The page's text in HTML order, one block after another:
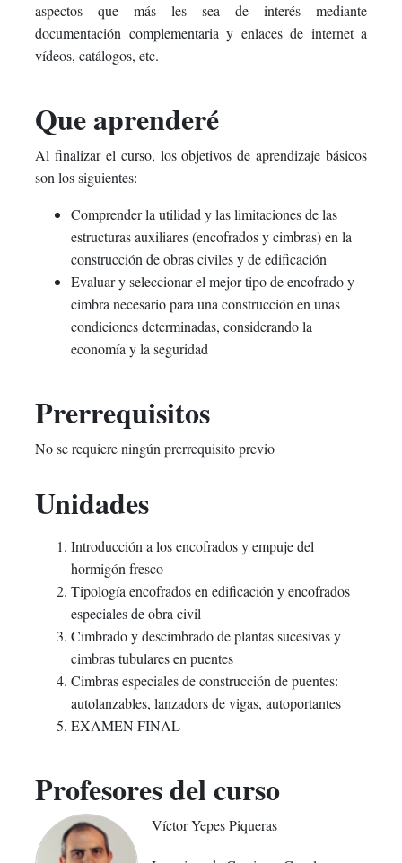
aspectos que más les sea de interés mediante
documentación complementaria y enlaces de internet a
vídeos, catálogos, etc.
Que aprenderé
Al finalizar el curso, los objetivos de aprendizaje básicos
son los siguientes:
Comprender la utilidad y las limitaciones de las
estructuras auxiliares (encofrados y cimbras) en la
construcción de obras civiles y de edificación
Evaluar y seleccionar el mejor tipo de encofrado y
cimbra necesario para una construcción en unas
condiciones determinadas, considerando la
economía y la seguridad
Prerrequisitos
No se requiere ningún prerrequisito previo
Unidades
Introducción a los encofrados y empuje del
hormigón fresco
Tipología encofrados en edificación y encofrados
especiales de obra civil
Cimbrado y descimbrado de plantas sucesivas y
cimbras tubulares en puentes
Cimbras especiales de construcción de puentes:
autolanzables, lanzadors de vigas, autoportantes
EXAMEN FINAL
Profesores del curso
Víctor Yepes Piqueras